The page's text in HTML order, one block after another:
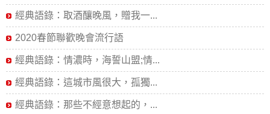
經典語錄：取酒釀晚風，贈我一...
2020春節聯歡晚會流行語
經典語錄：情濃時，海誓山盟;情...
經典語錄：這城市風很大，孤獨...
經典語錄：那些不經意想起的，...